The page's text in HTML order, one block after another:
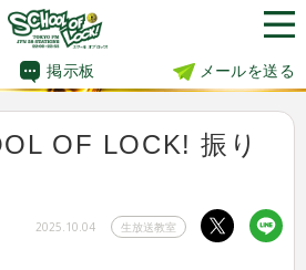
掲示板 メールを送る
OF LOCK! 振り
2025.10.04 生放送教室